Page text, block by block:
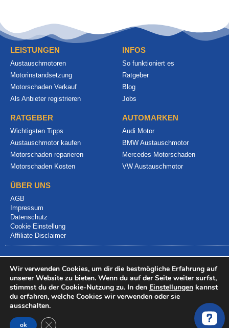
LEISTUNGEN
Austauschmotoren
Motorinstandsetzung
Motorschaden Verkauf
Als Anbieter registrieren
INFOS
So funktioniert es
Ratgeber
Blog
Jobs
RATGEBER
Wichtigsten Tipps
Austauschmotor kaufen
Motorschaden reparieren
Motorschaden Kosten
AUTOMARKEN
Audi Motor
BMW Austauschmotor
Mercedes Motorschaden
VW Austauschmotor
ÜBER UNS
AGB
Impressum
Datenschutz
Cookie Einstellung
Affiliate Disclaimer
© 2024 info@motorschadenvergleich.de
Wir verwenden Cookies, um dir die bestmögliche Erfahrung auf
unserer Website zu bieten. Wenn du auf der Seite weiter surfst,
stimmst du der Cookie-Nutzung zu. In den Einstellungen kannst
du erfahren, welche Cookies wir verwenden oder sie
ausschalten.
ok GDPR Cookie-Banner schließen